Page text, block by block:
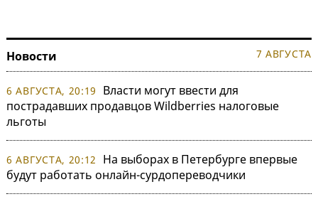
Новости 7 АВГУСТА
6 АВГУСТА, 20:19
Власти могут ввести для
пострадавших продавцов Wildberries налоговые
льготы
6 АВГУСТА, 20:12
На выборах в Петербурге впервые
будут работать онлайн-сурдопереводчики